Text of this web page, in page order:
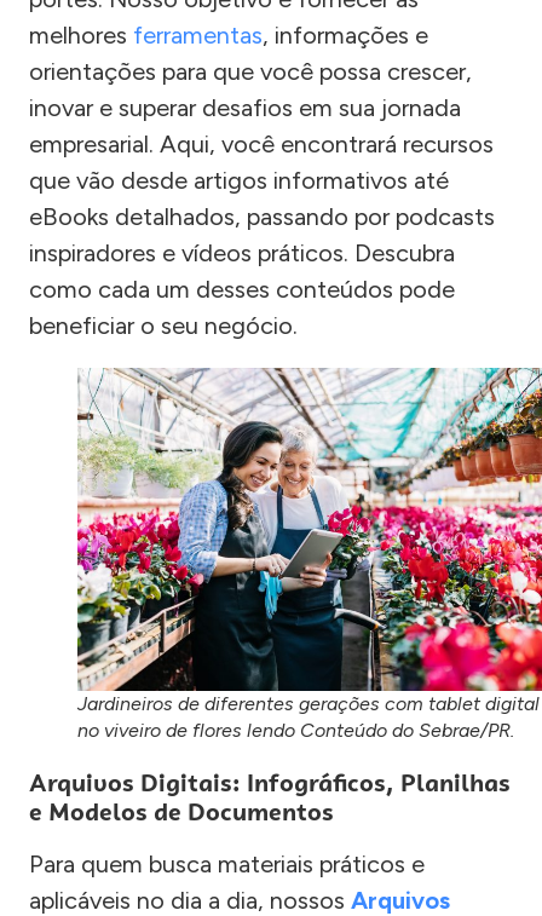
melhores ferramentas, informações e
orientações para que você possa crescer,
inovar e superar desafios em sua jornada
empresarial. Aqui, você encontrará recursos
que vão desde artigos informativos até
eBooks detalhados, passando por podcasts
inspiradores e vídeos práticos. Descubra
como cada um desses conteúdos pode
beneficiar o seu negócio.
Jardineiros de diferentes gerações com tablet digital
no viveiro de flores lendo Conteúdo do Sebrae/PR.
Arquivos Digitais: Infográficos, Planilhas
e Modelos de Documentos
Para quem busca materiais práticos e
aplicáveis no dia a dia, nossos Arquivos